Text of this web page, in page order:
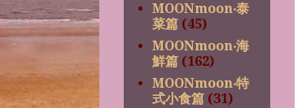
MOONmoon‧泰
菜篇 (45)
MOONmoon‧海
鮮篇 (162)
MOONmoon‧特
式小食篇 (31)